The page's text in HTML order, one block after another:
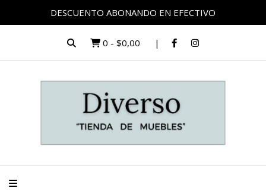
DESCUENTO ABONANDO EN EFECTIVO
0 - $0,00